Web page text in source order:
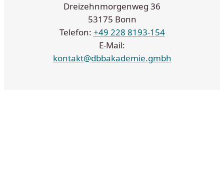
Dreizehnmorgenweg 36
53175 Bonn
Telefon: +49 228 8193-154
E-Mail:
kontakt@dbbakademie.gmbh